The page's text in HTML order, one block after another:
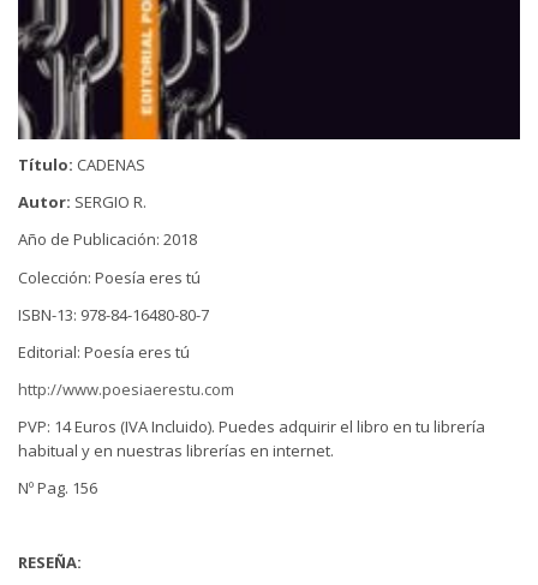
Título: CADENAS
Autor: SERGIO R.
Año de Publicación: 2018
Colección: Poesía eres tú
ISBN-13: 978-84-16480-80-7
Editorial: Poesía eres tú
http://www.poesiaerestu.com
PVP: 14 Euros (IVA Incluido). Puedes adquirir el libro en tu librería
habitual y en nuestras librerías en internet.
Nº Pag. 156
RESEÑA: